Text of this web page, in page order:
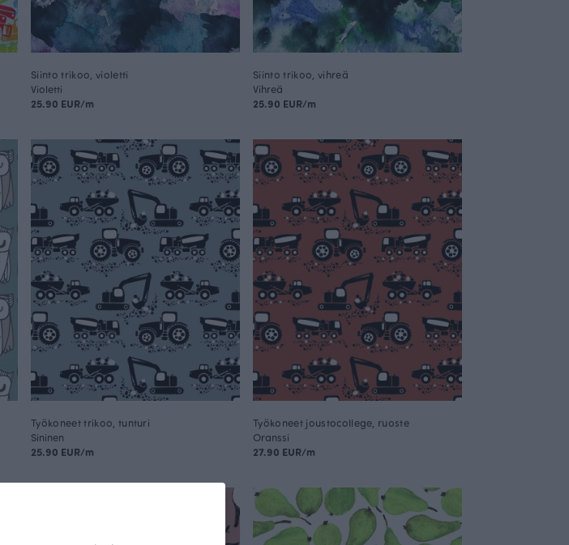
Siinto trikoo, violetti
Violetti
25.90 EUR/m
Siinto trikoo, vihreä
Vihreä
25.90 EUR/m
Työkoneet trikoo, tunturi
Sininen
25.90 EUR/m
Työkoneet joustocollege, ruoste
Oranssi
27.90 EUR/m